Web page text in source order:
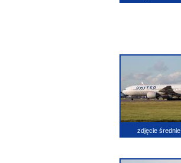
zdjęcie średnie